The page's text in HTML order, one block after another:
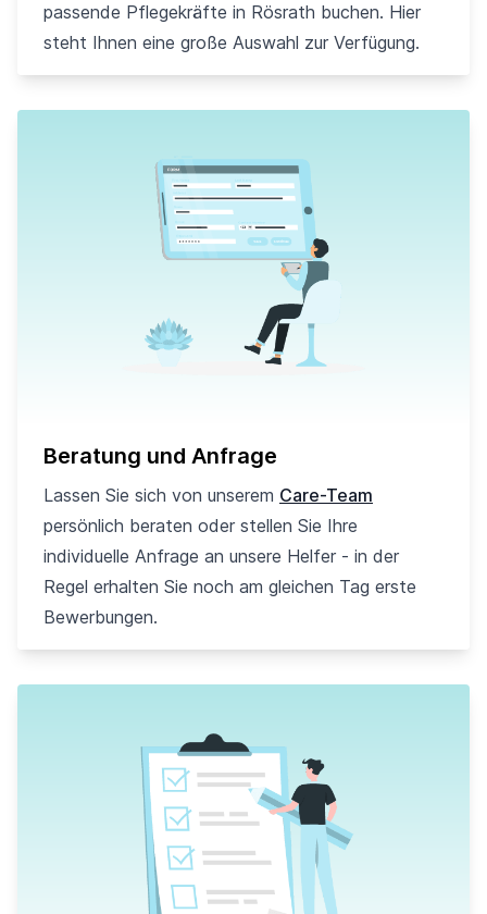
passende Pflegekräfte in Rösrath buchen. Hier
steht Ihnen eine große Auswahl zur Verfügung.
Beratung und Anfrage
Lassen Sie sich von unserem Care-Team
persönlich beraten oder stellen Sie Ihre
individuelle Anfrage an unsere Helfer - in der
Regel erhalten Sie noch am gleichen Tag erste
Bewerbungen.